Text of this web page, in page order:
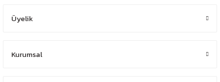
Üyelik
Kurumsal